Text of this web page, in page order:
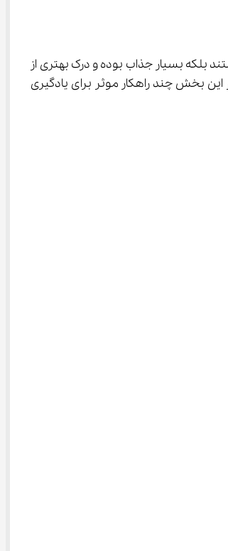
بلکه بسیار جذاب بوده و درک بهتری از
در این بخش چند راهکار موثر برای یادگیری